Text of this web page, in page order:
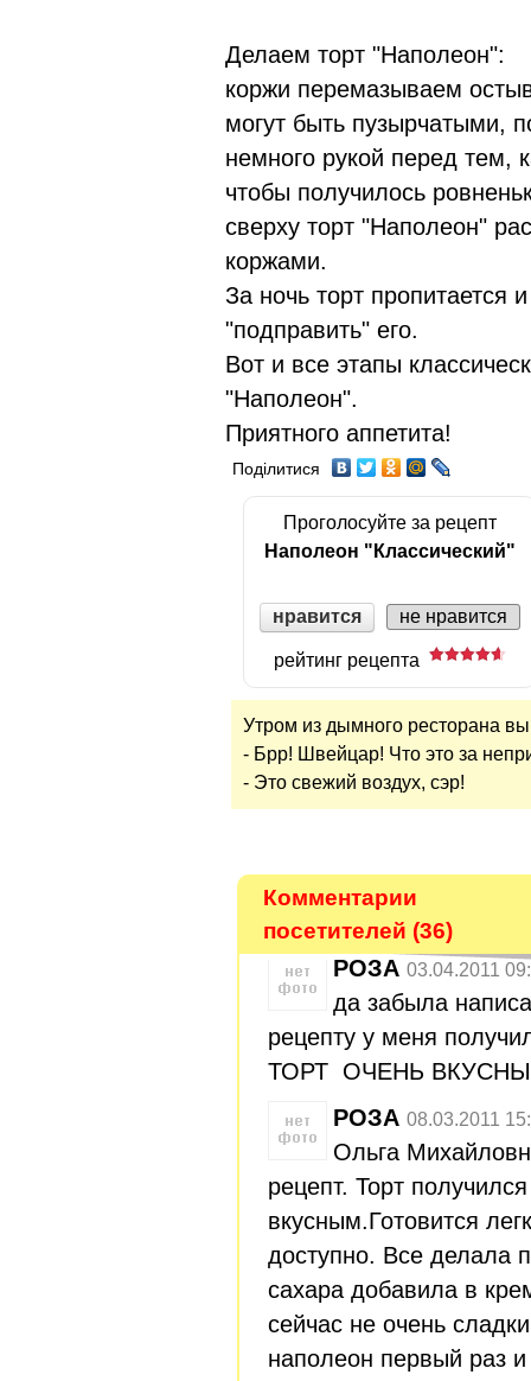
Делаем торт "Наполеон":
коржи перемазываем
могут быть пузырчатыми,
немного рукой перед тем,
чтобы получилось
сверху торт "Наполеон"
коржами.
За ночь торт пропитается
"подправить" его.
Вот и все этапы
"Наполеон".
Приятного аппетита!
Поділитися
Проголосуйте за рецепт
Наполеон "Классический"
нравится не нравится
рейтинг рецепта
Утром из дымного ресторана
- Брр! Швейцар! Что это за
- Это свежий воздух, сэр!
Комментарии
посетителей (36)
РОЗА 03.04.2011
да забыла
рецепту у меня
ТОРТ ОЧЕНЬ
РОЗА 08.03.2011
Ольга
рецепт. Торт
вкусным.Готовится
доступно. Все делала
сахара добавила в
сейчас не очень
наполеон первый раз